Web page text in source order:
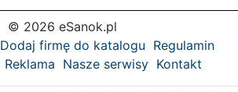
© 2026 eSanok.pl
Dodaj firmę do katalogu Regulamin
Reklama Nasze serwisy Kontakt